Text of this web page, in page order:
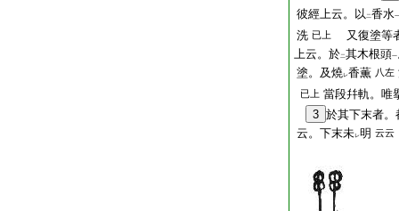
彼經上云。以 二香水一
洗 已上
又復塗等
上云。於二其木根頭一
塗。及燒レ香薫 八左
已上 當段幷軌。唯
3 於其下末者。
云。下末未レ明 云云